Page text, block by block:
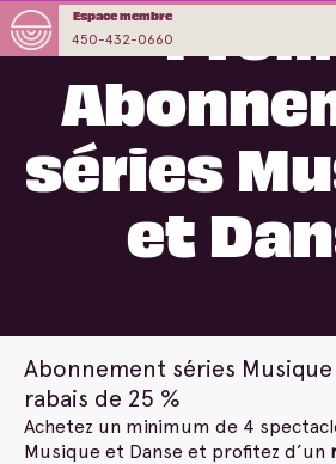
450-432-0660
Espace membrePromo
séries
et
Abonnement séries
rabais de 25 %
Achetez un minimum de 4
Musique et Danse et profitez d’un